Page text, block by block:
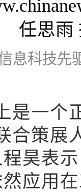
息科技先
一个
合策展
昊表
应用